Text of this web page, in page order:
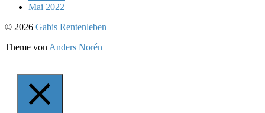
Mai 2022
Nach
© 2026 Gabis Rentenleben
Theme von Anders Norén